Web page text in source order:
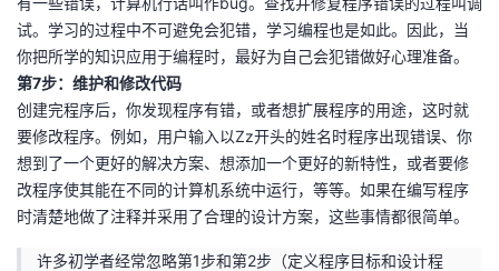
试。学习的过程中不可避免会犯错，学习编程也是如此。因此，当
你把所学的知识应用于编程时，最好为自己会犯错做好心理准备。
第7步：维护和修改代码
创建完程序后，你发现程序有错，或者想扩展程序的用途，这时就
要修改程序。例如，用户输入以Zz开头的姓名时程序出现错误、你
想到了一个更好的解决方案、想添加一个更好的新特性，或者要修
改程序使其能在不同的计算机系统中运行，等等。如果在编写程序
时清楚地做了注释并采用了合理的设计方案，这些事情都很简单。
许多初学者经常忽略第1步和第2步（定义程序目标和设计程